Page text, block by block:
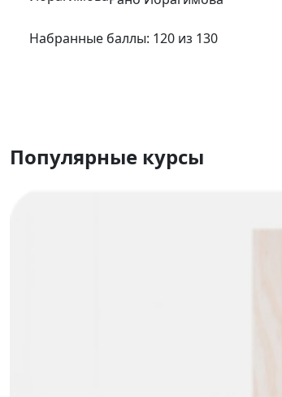
Набранные баллы: 120 из 130
Популярные курсы